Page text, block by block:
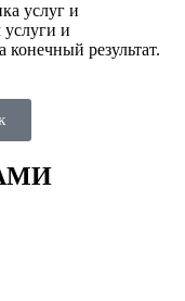
услуг и
и
конечный результат.